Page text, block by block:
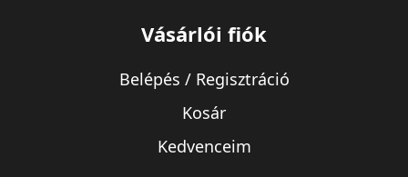
Vásárlói fiók
Belépés / Regisztráció
Kosár
Kedvenceim